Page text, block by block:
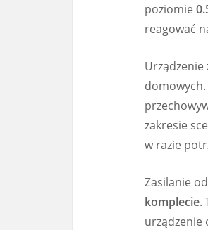
poziomie
reagować
Urządzenie
zakresie
w razie
Zasilanie
komplecie.
urządzenie